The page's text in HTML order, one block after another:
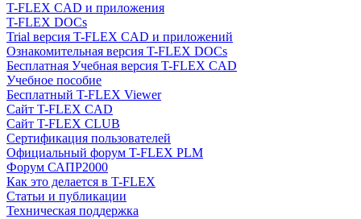
T-FLEX CAD и приложения
T-FLEX DOCs
Trial версия T-FLEX CAD и приложений
Ознакомительная версия T-FLEX DOCs
Бесплатная Учебная версия T-FLEX CAD
Учебное пособие
Бесплатный T-FLEX Viewer
Сайт T-FLEX CAD
Сайт T-FLEX CLUB
Сертификация пользователей
Официальный форум T-FLEX PLM
Форум САПР2000
Как это делается в T-FLEX
Статьи и публикации
Техническая поддержка